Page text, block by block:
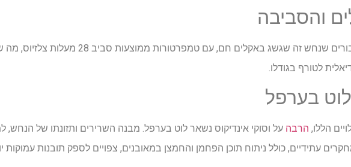
והסביבה
מדענים סבורים שנחש זה שגשג באקלים חם, עם
לטורף בגודלו.
לוט בערפל
הללו, הרבה על וסוקי אינדיקוס נשאר לוט בערפל. מבנה השרירים ותזונתו של הנחש,
עתידיים, כולל ניתוח תוכן הפחמן והחמצן במאובנים, צפויים לספק תובנות עמוקות